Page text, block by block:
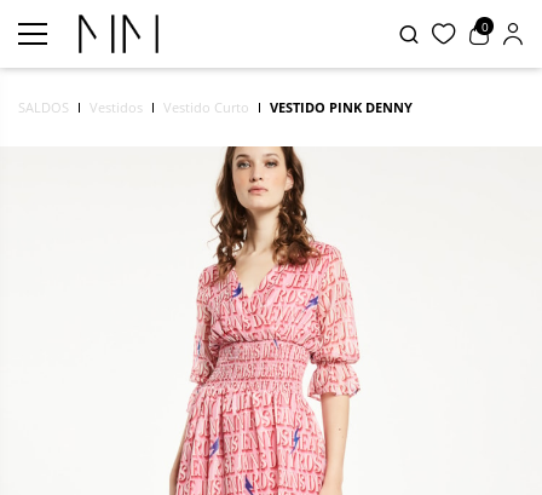
0
SALDOS Vestidos Vestido Curto VESTIDO PINK DENNY